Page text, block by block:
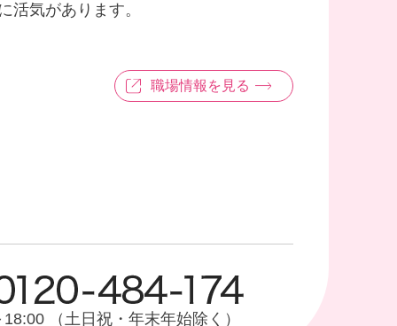
気があります。
職場情報を見る
（土日祝・年末年始除く）